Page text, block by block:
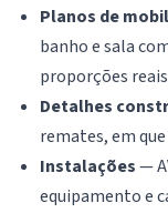
Planos de
banho e sala
proporções
Detalhes
remates, em
Instalações—
equipamento e